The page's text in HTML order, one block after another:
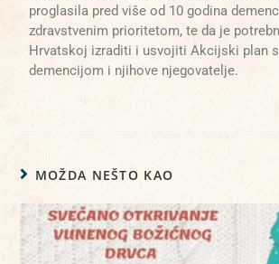
proglasila pred više od 10 godina
zdravstvenim prioritetom, te da je
Hrvatskoj izraditi i usvojiti Akcijski plan
demencijom i njihove njegovatelje.
MOŽDA NEŠTO KAO